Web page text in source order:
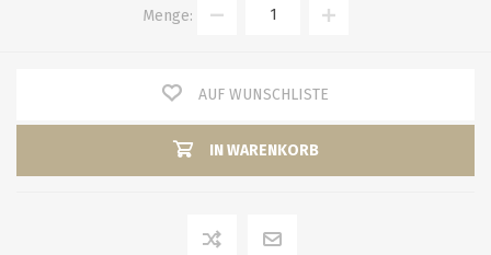
Menge:
AUF WUNSCHLISTE
IN WARENKORB